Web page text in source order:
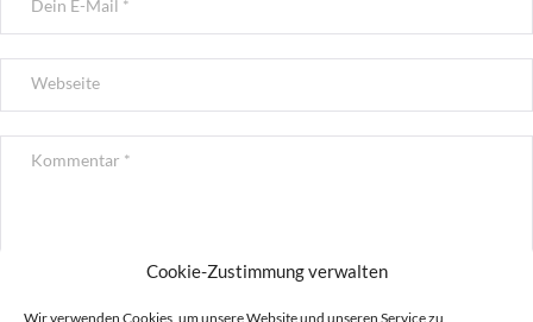
Cookie-Zustimmung verwalten
Wir verwenden Cookies, um unsere Website und unseren Service zu